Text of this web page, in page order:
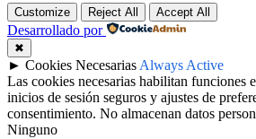
Customize Reject All Accept All
Desarrollado por
✖
► Cookies Necesarias Always Active
Las cookies necesarias habilitan funciones
inicios de sesión seguros y ajustes de
consentimiento. No almacenan datos
Ninguno